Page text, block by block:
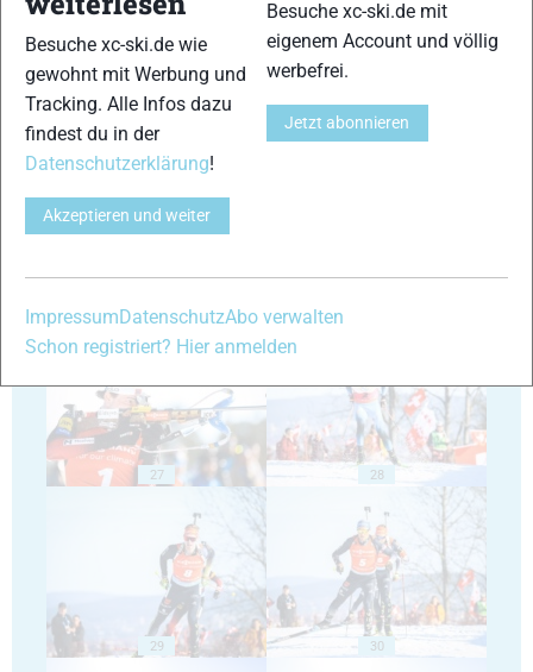
23 24
27 28
29 30
Besuche xc-ski.de wie
gewohnt mit Werbung und
Tracking. Alle Infos dazu
findest du in der
Datenschutzerklärung!
Akzeptieren und weiter
Besuche xc-ski.de mit
eigenem Account und völlig
werbefrei.
Jetzt abonnieren
ImpressumDatenschutzAbo verwalten
Schon registriert? Hier anmelden